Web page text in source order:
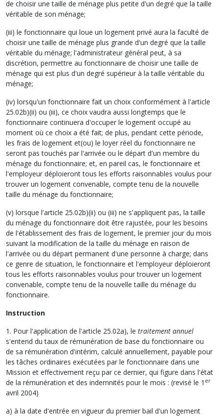
de choisir une taille de ménage plus petite d'un degré que la taille
véritable de son ménage;
(iii) le fonctionnaire qui loue un logement privé aura la faculté de
choisir une taille de ménage plus grande d'un degré que la taille
véritable du ménage; l'administrateur général peut, à sa
discrétion, permettre au fonctionnaire de choisir une taille de
ménage qui est plus d'un degré supérieur à la taille véritable du
ménage;
(iv) lorsqu'un fonctionnaire fait un choix conformément à l'article
25.02b)(ii) ou (iii), ce choix vaudra aussi longtemps que le
fonctionnaire continuera d'occuper le logement occupé au
moment où ce choix a été fait; de plus, pendant cette période,
les frais de logement et(ou) le loyer réel du fonctionnaire ne
seront pas touchés par l'arrivée ou le départ d'un membre du
ménage du fonctionnaire; et, en pareil cas, le fonctionnaire et
l'employeur déploieront tous les efforts raisonnables voulus pour
trouver un logement convenable, compte tenu de la nouvelle
taille du ménage du fonctionnaire;
(v) lorsque l'article 25.02b)(ii) ou (iii) ne s'appliquent pas, la taille
du ménage du fonctionnaire doit être rajustée, pour les besoins
de l'établissement des frais de logement, le premier jour du mois
suivant la modification de la taille du ménage en raison de
l'arrivée ou du départ permanent d'une personne à charge; dans
ce genre de situation, le fonctionnaire et l'employeur déploieront
tous les efforts raisonnables voulus pour trouver un logement
convenable, compte tenu de la nouvelle taille du ménage du
fonctionnaire.
Instruction
1. Pour l'application de l'article 25.02a), le traitement annuel
s'entend du taux de rémunération de base du fonctionnaire ou
de sa rémunération d'intérim, calculé annuellement, payable pour
les tâches ordinaires exécutées par le fonctionnaire dans une
Mission et effectivement reçu par ce dernier, qui figure dans l'état
de la rémunération et des indemnités pour le mois : (revisé le 1 er
avril 2004)
a) à la date d'entrée en vigueur du premier bail d'un logement